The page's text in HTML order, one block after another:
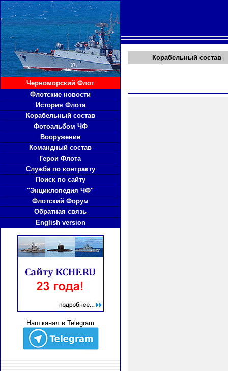
Черноморский Флот
Флотские новости
История Флота
Корабельный состав
Фотоальбом ЧФ
Вооружение
Командный состав
Герои Флота
Служба по контракту
Поиск по сайту
"Энциклопедия ЧФ"
Флотский Форум
Обратная связь
English version
Наш канал в Telegram
Корабельный состав